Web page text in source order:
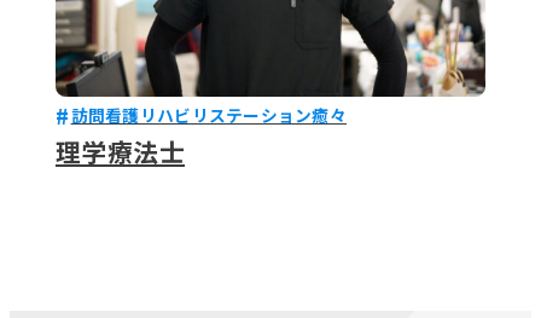
訪問看護リハビリステーション癒々
理学療法士